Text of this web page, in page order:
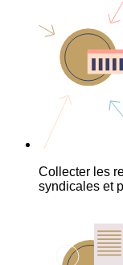
Collecter les
syndicales et